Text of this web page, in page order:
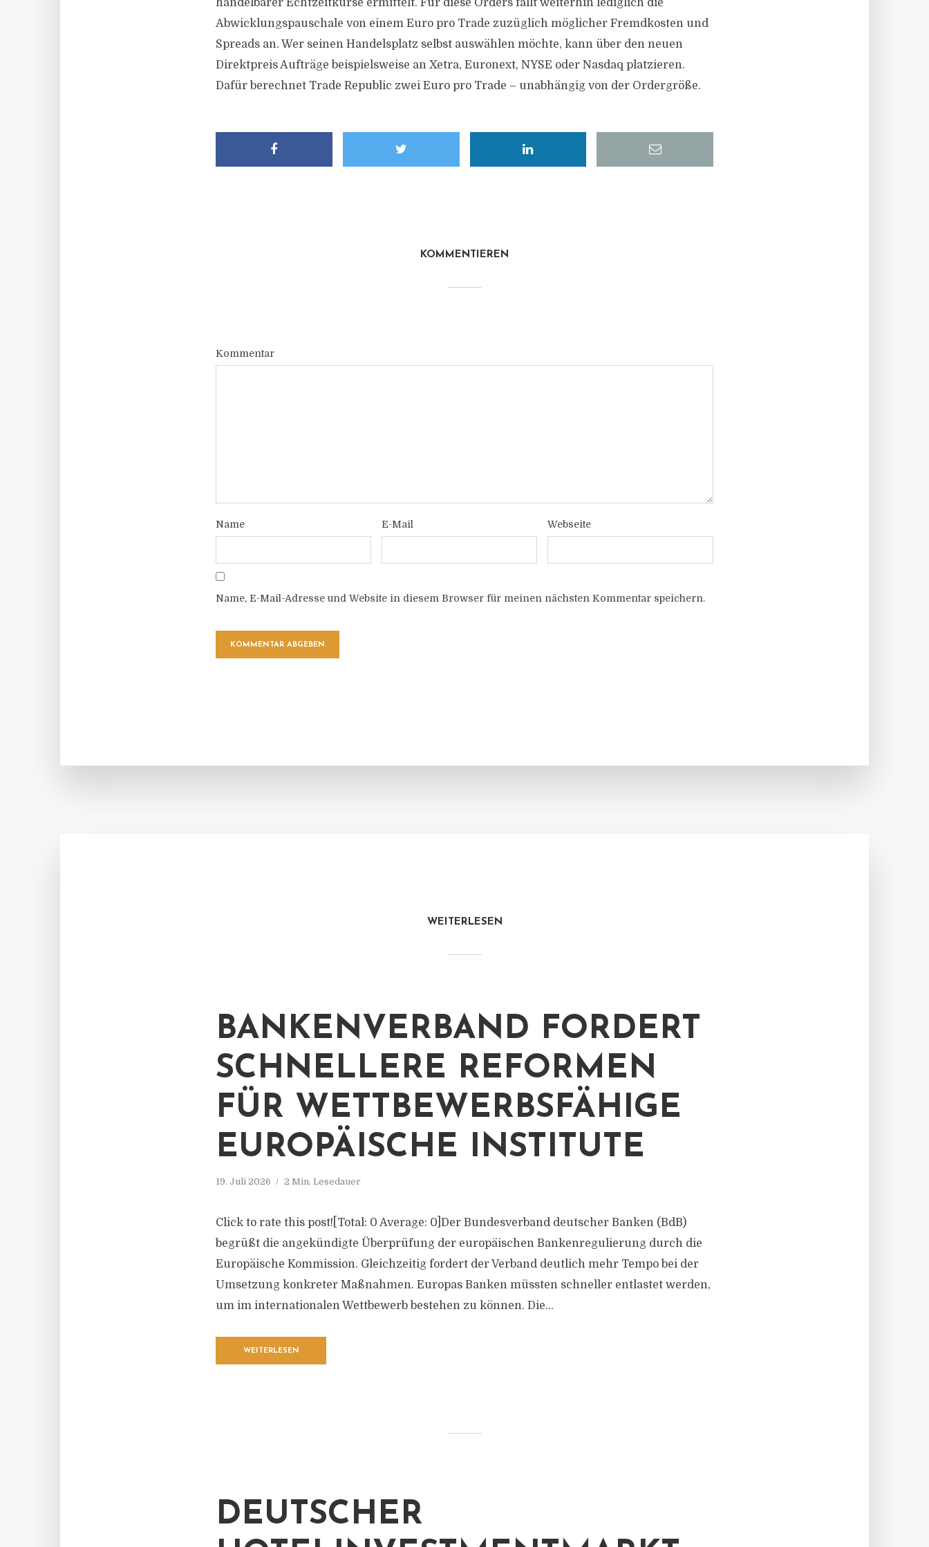
handelbarer Echtzeitkurse ermittelt. Für diese Orders fällt weiterhin lediglich die
Abwicklungspauschale von einem Euro pro Trade zuzüglich möglicher Fremdkosten und
Spreads an. Wer seinen Handelsplatz selbst auswählen möchte, kann über den neuen
Direktpreis Aufträge beispielsweise an Xetra, Euronext, NYSE oder Nasdaq platzieren.
Dafür berechnet Trade Republic zwei Euro pro Trade – unabhängig von der Ordergröße.
KOMMENTIEREN
Kommentar
Name E-Mail Webseite
Name, E-Mail-Adresse und Website in diesem Browser für meinen nächsten Kommentar speichern.
WEITERLESEN
BANKENVERBAND FORDERT
SCHNELLERE REFORMEN
FÜR WETTBEWERBSFÄHIGE
EUROPÄISCHE INSTITUTE
19. Juli 2026 2 Min. Lesedauer
Click to rate this post![Total: 0 Average: 0]Der Bundesverband deutscher Banken (BdB)
begrüßt die angekündigte Überprüfung der europäischen Bankenregulierung durch die
Europäische Kommission. Gleichzeitig fordert der Verband deutlich mehr Tempo bei der
Umsetzung konkreter Maßnahmen. Europas Banken müssten schneller entlastet werden,
um im internationalen Wettbewerb bestehen zu können. Die...
WEITERLESEN
DEUTSCHER